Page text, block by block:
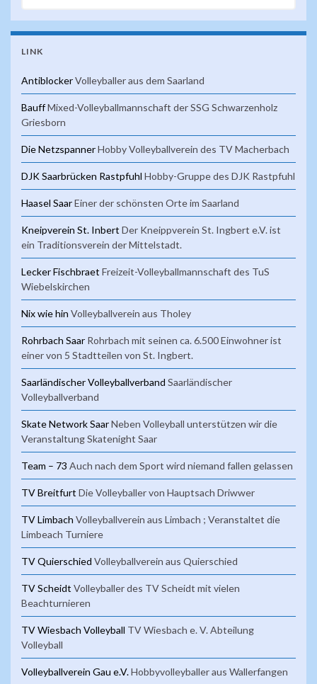
LINK
AntiblockerVolleyballer aus dem Saarland
BauffMixed-Volleyballmannschaft der SSG Schwarzenholz
Griesborn
Die NetzspannerHobby Volleyballverein des TV Macherbach
DJK Saarbrücken Rastpfuhl Hobby-Gruppe des DJK Rastpfuhl
Haasel SaarEiner der schönsten Orte im Saarland
Kneipverein St. Inbert Der Kneippverein St. Ingbert e.V. ist
ein Traditionsverein der Mittelstadt.
Lecker Fischbraet Freizeit-Volleyballmannschaft des TuS
Wiebelskirchen
Nix wie hin Volleyballverein aus Tholey
Rohrbach Saar Rohrbach mit seinen ca. 6.500 Einwohner ist
einer von 5 Stadtteilen von St. Ingbert.
Saarländischer Volleyballverband Saarländischer
Volleyballverband
Skate Network SaarNeben Volleyball unterstützen wir die
Veranstaltung Skatenight Saar
Team – 73 Auch nach dem Sport wird niemand fallen gelassen
TV Breitfurt Die Volleyballer von Hauptsach Driwwer
TV Limbach Volleyballverein aus Limbach ; Veranstaltet die
Limbeach Turniere
TV Quierschied Volleyballverein aus Quierschied
TV Scheidt Volleyballer des TV Scheidt mit vielen
Beachturnieren
TV Wiesbach Volleyball TV Wiesbach e. V. Abteilung
Volleyball
Volleyballverein Gau e.V.Hobbyvolleyballer aus Wallerfangen